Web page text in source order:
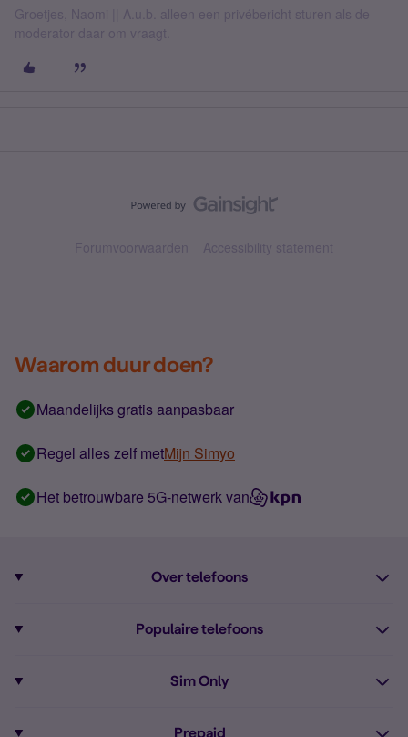
Groetjes, Naomi || A.u.b. alleen een privébericht sturen als de
moderator daar om vraagt.
Forumvoorwaarden Accessibility statement
Waarom duur doen?
Maandelijks gratis aanpasbaar
Regel alles zelf metMijn Simyo
Het betrouwbare 5G-netwerk van
Over telefoons
Alle telefoons
Populaire telefoons
Sim Only
Prepaid